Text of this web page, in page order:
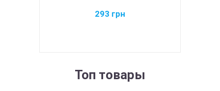
293 грн
Топ товары